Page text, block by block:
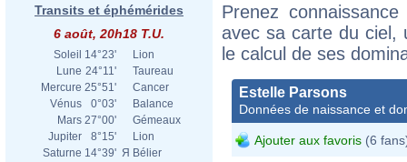
Transits et éphémérides
6 août, 20h18 T.U.
Soleil 14°23'
Lion
Lune 24°11'
Taureau
Mercure 25°51'
Cancer
Vénus
0°03'
Balance
Mars 27°00'
Gémeaux
Jupiter
8°15'
Lion
Saturne 14°39' Я Bélier
Prenez
avec sa carte du ciel,
le calcul de ses
Estelle Parsons
Données de naissance et
Ajouter aux favoris (6